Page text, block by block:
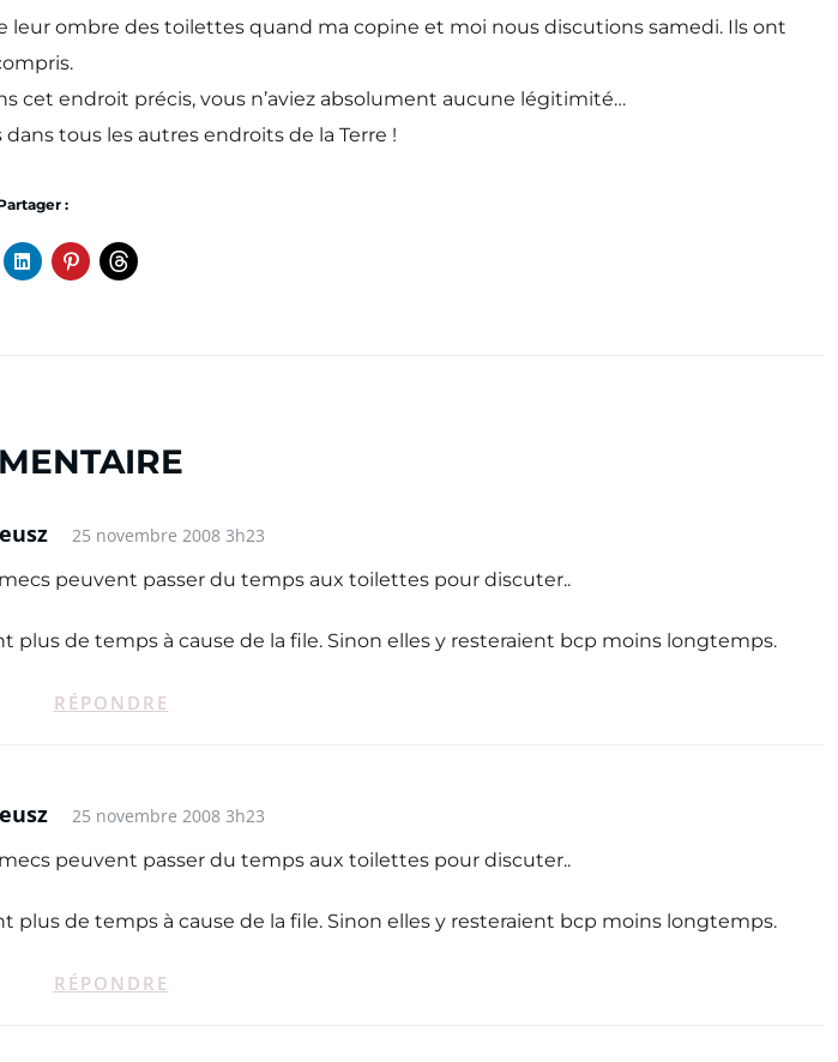
ombre des toilettes quand ma copine et moi nous discutions samedi. Ils ont
cet endroit précis, vous n’aviez absolument aucune légitimité…
tous les autres endroits de la Terre !
:
25 novembre 2008 3h23
peuvent passer du temps aux toilettes pour discuter..
plus de temps à cause de la file. Sinon elles y resteraient bcp moins longtemps.
RÉPONDRE
25 novembre 2008 3h23
peuvent passer du temps aux toilettes pour discuter..
plus de temps à cause de la file. Sinon elles y resteraient bcp moins longtemps.
RÉPONDRE